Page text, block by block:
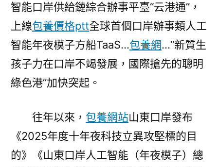
智能口岸供給鏈綜合辦事平臺“云港通”，
上線包養價格ptt全球首個口岸辦事類人工
智能年夜模子方船TaaS…包養網…“新質生
孩子力在口岸不竭發展，國際搶先的聰明
綠色港”加快突起。
往年以來， 包養網站山東口岸發布
《2025年度十年夜科技立異攻堅標的目
的》《山東口岸人工智能（年夜模子）總